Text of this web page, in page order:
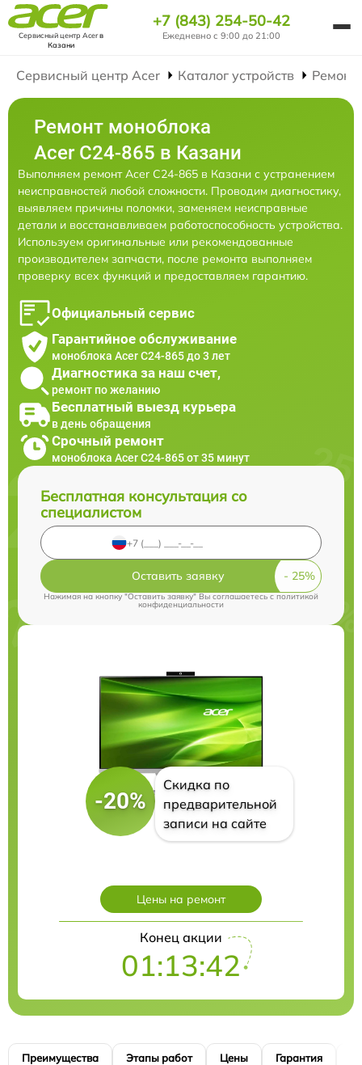
Сервисный центр Acerв
Казани
+7 (843) 254-50-42
Ежедневно с 9:00 до 21:00
Сервисный центр Acer Каталог устройств Ремонт
Ремонт моноблока
Acer C24-865 в Казани
Выполняем ремонт Acer C24-865 в Казани с устранением
неисправностей любой сложности. Проводим диагностику,
выявляем причины поломки, заменяем неисправные
детали и восстанавливаем работоспособность устройства.
Используем оригинальные или рекомендованные
производителем запчасти, после ремонта выполняем
проверку всех функций и предоставляем гарантию.
Официальный сервис
Гарантийное обслуживание
моноблока Acer C24-865 до 3 лет
Диагностика за наш счет,
ремонт по желанию
Бесплатный выезд курьера
в день обращения
Срочный ремонт
моноблока Acer C24-865 от 35 минут
Бесплатная консультация со
специалистом
Оставить заявку
Нажимая на кнопку "Оставить заявку" Вы соглашаетесь cполитикой
конфиденциальности
-20%
Скидка по
предварительной
записи на сайте
Цены на ремонт
Конец акции
01:13:40
Преимущества Этапы работ Цены Гарантия